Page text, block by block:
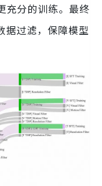
充分的训练。最终
据过滤，保障模型